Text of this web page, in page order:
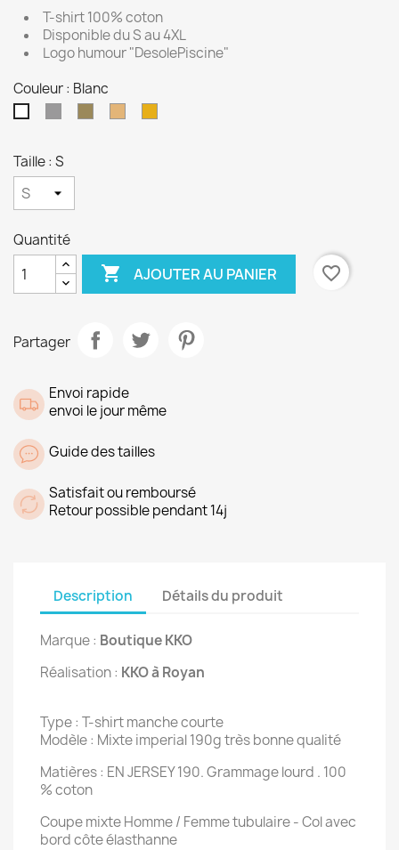
T-shirt 100% coton
Disponible du S au 4XL
Logo humour "DesolePiscine"
Couleur : Blanc
Taille : S
Quantité
 AJOUTER AU PANIER favorite_border
Partager
Envoi rapide
envoi le jour même
Guide des tailles
Satisfait ou remboursé
Retour possible pendant 14j
Description Détails du produit
Marque : Boutique KKO
Réalisation : KKO à Royan
Type : T-shirt manche courte
Modèle : Mixte imperial 190g très bonne qualité
Matières : EN JERSEY 190. Grammage lourd . 100
% coton
Coupe mixte Homme / Femme tubulaire - Col avec
bord côte élasthanne